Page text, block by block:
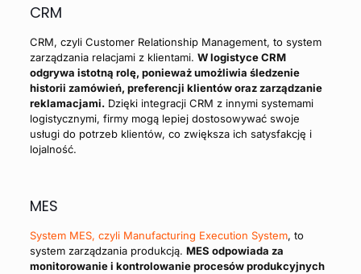
CRM
CRM, czyli Customer Relationship Management, to system
zarządzania relacjami z klientami. W logistyce CRM
odgrywa istotną rolę, ponieważ umożliwia śledzenie
historii zamówień, preferencji klientów oraz zarządzanie
reklamacjami.Dzięki integracji CRM z innymi systemami
logistycznymi, firmy mogą lepiej dostosowywać swoje
usługi do potrzeb klientów, co zwiększa ich satysfakcję i
lojalność.
MES
System MES, czyli Manufacturing Execution System, to
system zarządzania produkcją. MES odpowiada za
monitorowanie i kontrolowanie procesów produkcyjnych